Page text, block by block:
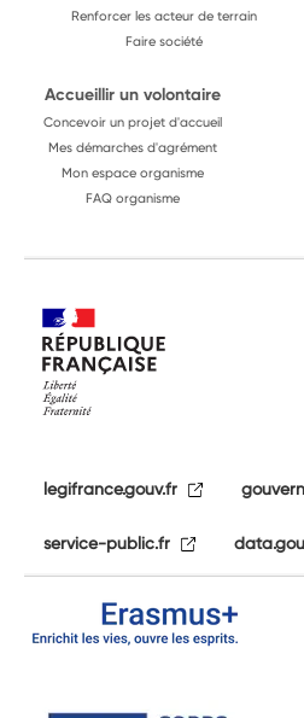
Renforcer les acteur de terrain
Faire société
Accueillir un volontaire
Concevoir un projet d'accueil
Mes démarches d'agrément
Mon espace organisme
FAQ organisme
legifrance.gouv.fr
service-public.fr